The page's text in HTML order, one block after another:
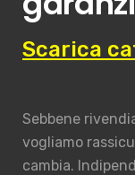
Scarica
Sebbene
vogliamo
cambia.